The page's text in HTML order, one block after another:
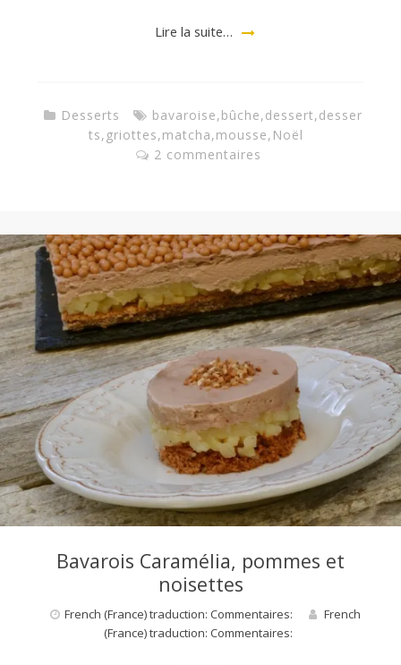
Lire la suite…
Desserts bavaroise,bûche,dessert,desser
ts, griottes,matcha,mousse, Noël
2 commentaires
Bavarois Caramélia, pommes et
noisettes
French (France) traduction: Commentaires:
French
(France) traduction: Commentaires: